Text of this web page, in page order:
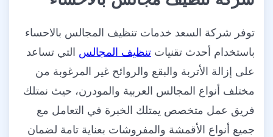
توفر شركة السعد خدمات تنظيف المجالس بالاحساء
باستخدام أحدث تقنيات تنظيف المجالس التي تساعد
على إزالة الأتربة والبقع والروائح غير المرغوبة من
مختلف أنواع المجالس العربية والمودرن، حيث نمتلك
فريق عمل متخصص يمتلك الخبرة في التعامل مع
جميع أنواع الأقمشة والمفروشات بعناية تامة لضمان